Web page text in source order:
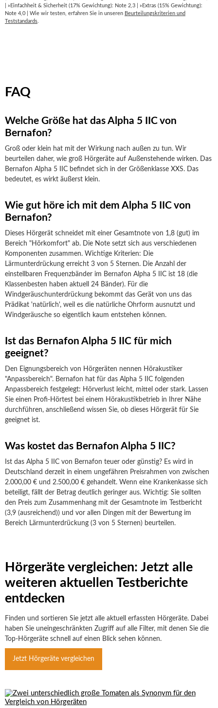
| »Einfachheit & Sicherheit (17% Gewichtung): Note 2,3 | »Extras (15% Gewichtung):
Note 4,0 | Wie wir testen, erfahren Sie in unseren Beurteilungskriterien und
Teststandards.
FAQ
Welche Größe hat das Alpha 5 IIC von
Bernafon?
Groß oder klein hat mit der Wirkung nach außen zu tun. Wir
beurteilen daher, wie groß Hörgeräte auf Außenstehende wirken. Das
Bernafon Alpha 5 IIC befindet sich in der Größenklasse XXS. Das
bedeutet, es wirkt äußerst klein.
Wie gut höre ich mit dem Alpha 5 IIC von
Bernafon?
Dieses Hörgerät schneidet mit einer Gesamtnote von 1,8 (gut) im
Bereich "Hörkomfort" ab. Die Note setzt sich aus verschiedenen
Komponenten zusammen. Wichtige Kriterien: Die
Lärmunterdrückung erreicht 3 von 5 Sternen. Die Anzahl der
einstellbaren Frequenzbänder im Bernafon Alpha 5 IIC ist 18 (die
Klassenbesten haben aktuell 24 Bänder). Für die
Windgeräuschunterdrückung bekommt das Gerät von uns das
Prädikat 'natürlich', weil es die natürliche Ohrform ausnutzt und
Windgeräusche so eigentlich kaum entstehen können.
Ist das Bernafon Alpha 5 IIC für mich
geeignet?
Den Eignungsbereich von Hörgeräten nennen Hörakustiker
"Anpassbereich". Bernafon hat für das Alpha 5 IIC folgenden
Anpassbereich festgelegt: Hörverlust leicht, mittel oder stark. Lassen
Sie einen Profi-Hörtest bei einem Hörakustikbetrieb in Ihrer Nähe
durchführen, anschließend wissen Sie, ob dieses Hörgerät für Sie
geeignet ist.
Was kostet das Bernafon Alpha 5 IIC?
Ist das Alpha 5 IIC von Bernafon teuer oder günstig? Es wird in
Deutschland derzeit in einem ungefähren Preisrahmen von zwischen
2.000,00 € und 2.500,00 € gehandelt. Wenn eine Krankenkasse sich
beteiligt, fällt der Betrag deutlich geringer aus. Wichtig: Sie sollten
den Preis zum Zusammenhang mit der Gesamtnote im Testbericht
(3,9 (ausreichend)) und vor allen Dingen mit der Bewertung im
Bereich Lärmunterdrückung (3 von 5 Sternen) beurteilen.
Hörgeräte vergleichen: Jetzt alle
weiteren aktuellen Testberichte
entdecken
Finden und sortieren Sie jetzt alle aktuell erfassten Hörgeräte. Dabei
haben Sie uneingeschränkten Zugriff auf alle Filter, mit denen Sie die
Top-Hörgeräte schnell auf einen Blick sehen können.
Jetzt Hörgeräte vergleichen